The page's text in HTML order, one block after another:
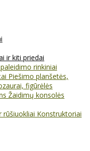
ir kiti priedai
rinkiniai
Piešimo planšetės,
figūrėlės
Žaidimų konsolės
rūšiuokliai Konstruktoriai